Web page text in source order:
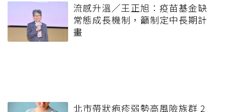
流感升溫／王正旭：疫苗基金缺
常態成長機制，籲制定中長期計
畫
北市帶狀疱疹弱勢高風險族群 2